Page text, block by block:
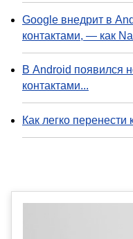
Google внедрит в
контактами, — как
В Android появился
контактами...
Как легко